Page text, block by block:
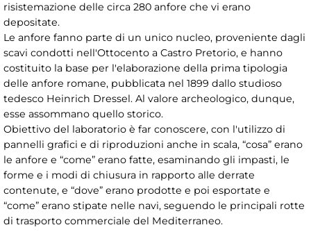
risistemazione delle circa 280 anfore che vi erano
depositate.
Le anfore fanno parte di un unico nucleo, proveniente dagli
scavi condotti nell'Ottocento a Castro Pretorio, e hanno
costituito la base per l'elaborazione della prima tipologia
delle anfore romane, pubblicata nel 1899 dallo studioso
tedesco Heinrich Dressel. Al valore archeologico, dunque,
esse assommano quello storico.
Obiettivo del laboratorio è far conoscere, con l'utilizzo di
pannelli grafici e di riproduzioni anche in scala, “cosa” erano
le anfore e “come” erano fatte, esaminando gli impasti, le
forme e i modi di chiusura in rapporto alle derrate
contenute, e “dove” erano prodotte e poi esportate e
“come” erano stipate nelle navi, seguendo le principali rotte
di trasporto commerciale del Mediterraneo.